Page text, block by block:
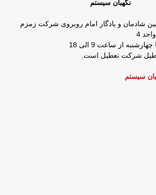
نگهبان سیستم
بین شادمان و یادگار امام روبروی شرکت زمزم
از ساعت 9 الی 18
شرکت تعطیل است.
سیستم